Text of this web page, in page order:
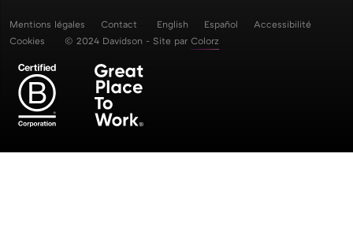
Mentions légales Contact English Español
Accessibilité
Cookies
© 2024 Davidson - Site par Colorz